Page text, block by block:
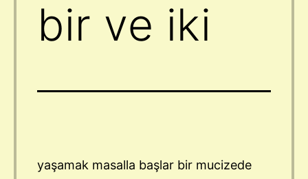
bir ve iki
yaşamak masalla başlar bir mucizede